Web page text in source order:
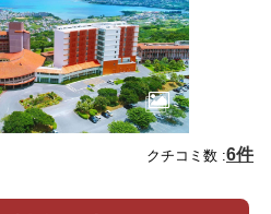
クチコミ数 :6件